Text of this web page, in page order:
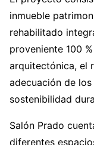
inmueble
rehabilitado
proveniente 100
arquitectónica, el
adecuación de
sostenibilidad
Salón Prado
diferentes